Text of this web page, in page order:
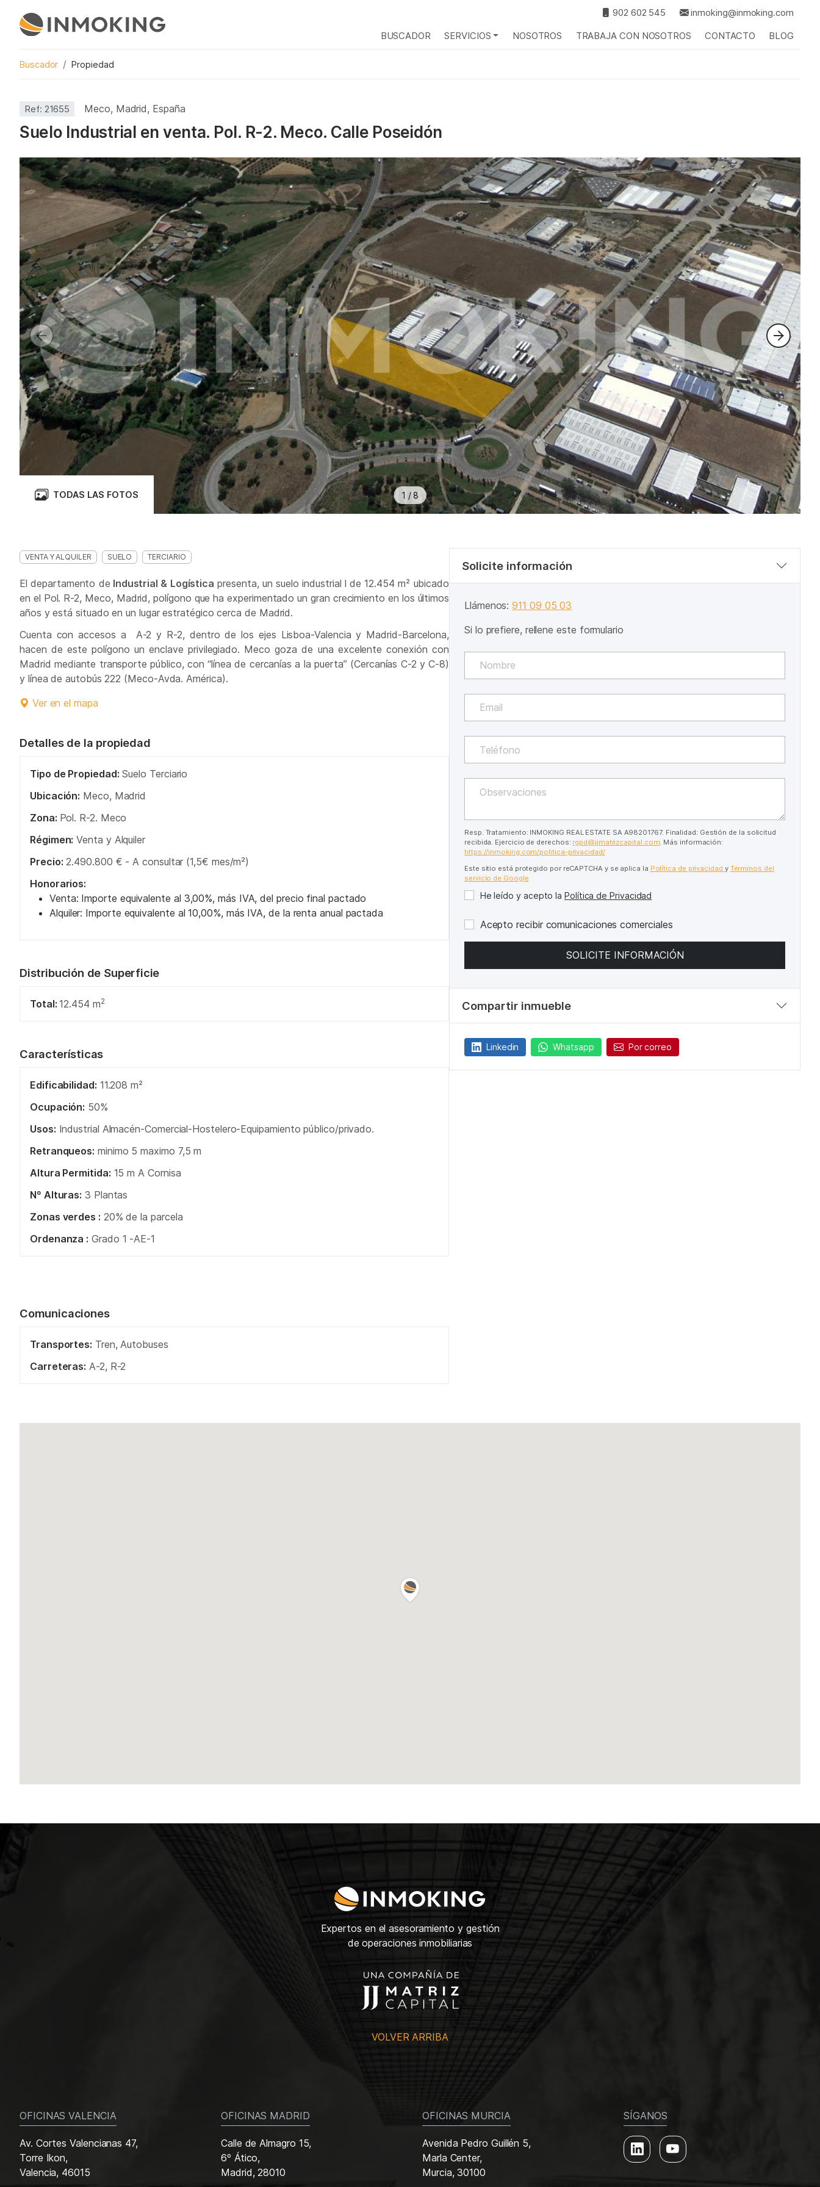
902 602 545
inmoking@inmoking.com
BUSCADOR
SERVICIOS NOSOTROS TRABAJA CON NOSOTROS CONTACTO BLOG
Buscador Propiedad
Ref: 21655 Meco, Madrid, España
Suelo Industrial en venta. Pol. R-2. Meco. Calle Poseidón
1 /8
TODAS LAS FOTOS
Solicite información
Llámenos:911 09 05 03
Si lo prefiere, rellene este formulario
Resp. Tratamiento: INMOKING REAL ESTATE SA A98201767. Finalidad: Gestión de la solicitud
recibida. Ejercicio de derechos: rgpd@jjmatrizcapital.com . Más información:
https://inmoking.com/politica-privacidad/
Este sitio está protegido por reCAPTCHA y se aplica la Política de privacidad y Términos del
servicio de Google
He leído y acepto laPolítica de Privacidad
Acepto recibir comunicaciones comerciales
SOLICITE INFORMACIÓN
Compartir inmueble
Linkedin Whatsapp Por correo
VENTA Y ALQUILER SUELO TERCIARIO
El departamento de Industrial & Logística presenta, un suelo industrial l de 12.454 m² ubicado
en el Pol. R-2, Meco, Madrid, polígono que ha experimentado un gran crecimiento en los últimos
años y está situado en un lugar estratégico cerca de Madrid.
Cuenta con accesos a A-2 y R-2, dentro de los ejes Lisboa-Valencia y Madrid-Barcelona,
hacen de este polígono un enclave privilegiado. Meco goza de una excelente conexión con
Madrid mediante transporte público, con “línea de cercanías a la puerta” (Cercanías C-2 y C-8)
y línea de autobús 222 (Meco-Avda. América).
Ver en el mapa
Detalles de la propiedad
Tipo de Propiedad: Suelo Terciario
Ubicación: Meco, Madrid
Zona: Pol. R-2. Meco
Régimen: Venta y Alquiler
Precio: 2.490.800 € - A consultar (1,5€ mes/m²)
Honorarios:
Venta: Importe equivalente al 3,00%, más IVA, del precio final pactado
Alquiler: Importe equivalente al 10,00%, más IVA, de la renta anual pactada
Distribución de Superficie
Total:12.454 m2
Características
Edificabilidad: 11.208 m²
Ocupación: 50%
Usos: Industrial Almacén-Comercial-Hostelero-Equipamiento público/privado.
Retranqueos: minimo 5 maximo 7,5 m
Altura Permitida: 15 m A Cornisa
Nº Alturas: 3 Plantas
Zonas verdes : 20% de la parcela
Ordenanza : Grado 1 -AE-1
Comunicaciones
Transportes: Tren, Autobuses
Carreteras: A-2, R-2
Expertos en el asesoramiento y gestión
de operaciones inmobiliarias
VOLVER ARRIBA
OFICINAS VALENCIA
Av. Cortes Valencianas 47,
Torre Ikon,
Valencia, 46015
OFICINAS MADRID
Calle de Almagro 15,
6º Ático,
Madrid, 28010
OFICINAS MURCIA
Avenida Pedro Guillén 5,
Marla Center,
Murcia, 30100
SÍGANOS